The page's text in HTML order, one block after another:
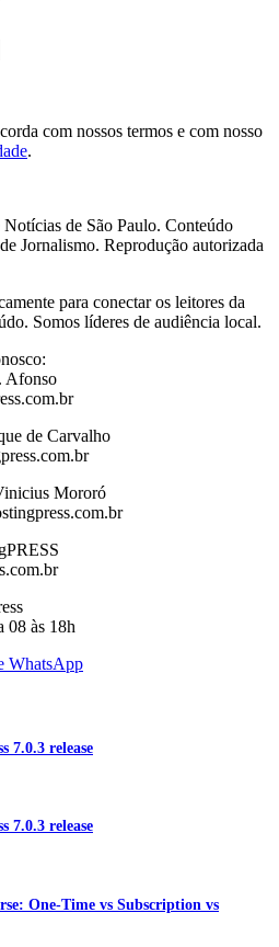
com nossos termos e com nosso
.
de São Paulo. Conteúdo
Jornalismo. Reprodução autorizada
para conectar os leitores da
Somos líderes de audiência local.
Afonso
de Carvalho
Mororó
08 às 18h
WhatsApp
7.0.3 release
7.0.3 release
One-Time vs Subscription vs